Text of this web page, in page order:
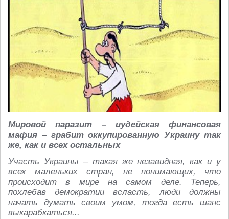
Мировой паразит – иудейская финансовая
мафия – грабит оккупированную Украину так
же, как и всех остальных
Участь Украины – такая же незавидная, как и у
всех маленьких стран, не понимающих, что
происходит в мире на самом деле. Теперь,
похлебав демократии всласть, люди должны
начать думать своим умом, тогда есть шанс
выкарабкаться...